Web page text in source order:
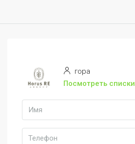
гора
Посмотреть списки